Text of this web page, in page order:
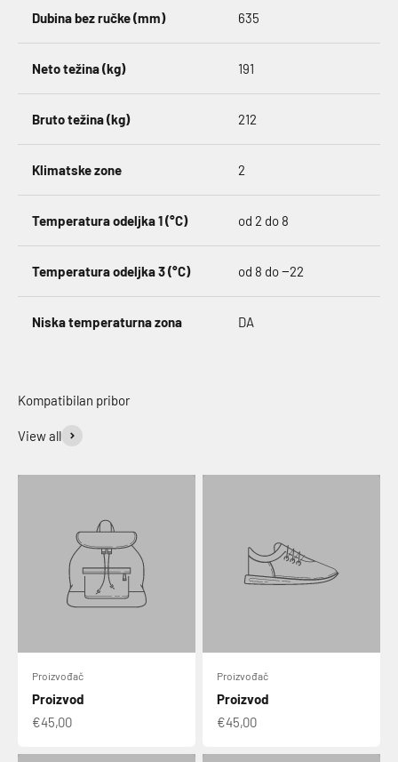
Dubina bez ručke (mm) 635
Neto težina (kg) 191
Bruto težina (kg) 212
Klimatske zone 2
Temperatura odeljka 1 (°C) od 2 do 8
Temperatura odeljka 3 (°C) od 8 do −22
Niska temperaturna zona DA
View all
Proizvođač
Proizvod
€45,00
Proizvođač
Proizvod
€45,00